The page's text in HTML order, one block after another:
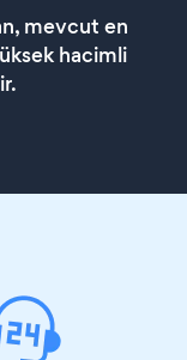
mevcut en
hacimli